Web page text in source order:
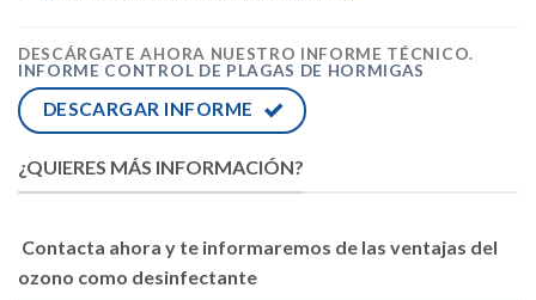
DESCÁRGATE AHORA NUESTRO INFORME TÉCNICO.
INFORME CONTROL DE PLAGAS DE HORMIGAS
DESCARGAR INFORME
¿QUIERES MÁS INFORMACIÓN?
Contacta ahora y te informaremos de las ventajas del
ozono como desinfectante